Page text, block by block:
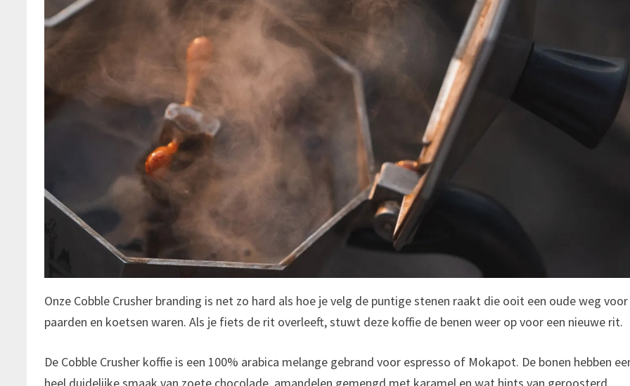
Onze Cobble Crusher branding is net zo hard als hoe je velg de puntige stenen raakt die ooit een oude weg voor
paarden en koetsen waren. Als je fiets de rit overleeft, stuwt deze koffie de benen weer op voor een nieuwe rit.
De Cobble Crusher koffie is een 100% arabica melange gebrand voor espresso of Mokapot. De bonen hebben
heel duidelijke smaak van zoete chocolade, amandelen gemengd met karamel en wat hints van geroosterd